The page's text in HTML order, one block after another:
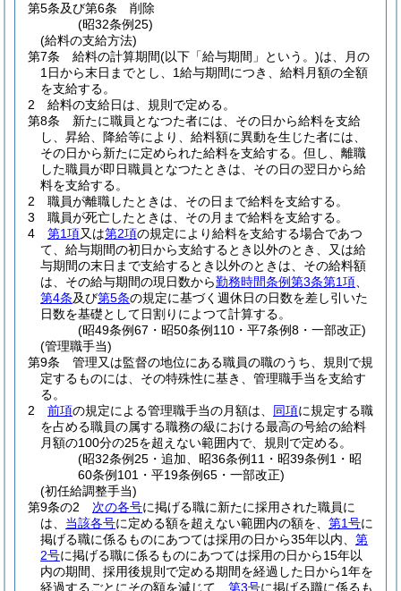
第5条及び第6条
削除
(昭32条例25)
(給料の支給方法)
第7条
給料の計算期間(以下「給与期間」という。)は、月の
1日から末日までとし、1給与期間につき、給料月額の全額
を支給する。
2
給料の支給日は、規則で定める。
第8条
新たに職員となつた者には、その日から給料を支給
し、昇給、降給等により、給料額に異動を生じた者には、
その日から新たに定められた給料を支給する。 但し、離職
した職員が即日職員となつたときは、その日の翌日から給
料を支給する。
2
職員が離職したときは、その日まで給料を支給する。
3
職員が死亡したときは、その月まで給料を支給する。
4
第1項又は第2項の規定により給料を支給する場合であつ
て、給与期間の初日から支給するとき以外のとき、又は給
与期間の末日まで支給するとき以外のときは、その給料額
は、その給与期間の現日数から勤務時間条例第3条第1項
第4条及び第5条の規定に基づく週休日の日数を差し引いた
日数を基礎として日割りによつて計算する。
(昭49条例67・昭50条例110・平7条例8・一部改正)
(管理職手当)
第9条
管理又は監督の地位にある職員の職のうち、規則で規
定するものには、その特殊性に基き、管理職手当を支給す
る。
2
前項の規定による管理職手当の月額は、 同項に規定する職
を占める職員の属する職務の級における最高の号給の給料
月額の100分の25を超えない範囲内で、規則で定める。
(昭32条例25・追加、昭36条例11・昭39条例1・昭
60条例101・平19条例65・一部改正)
(初任給調整手当)
第9条の2
次の各号に掲げる職に新たに採用された職員に
は、 当該各号に定める額を超えない範囲内の額を、 第1号に
掲げる職に係るものにあつては採用の日から35年以内、 第
2号に掲げる職に係るものにあつては採用の日から15年以
内の期間、採用後規則で定める期間を経過した日から1年を
経過するごとにその額を減じて、 第3号に掲げる職に係るも